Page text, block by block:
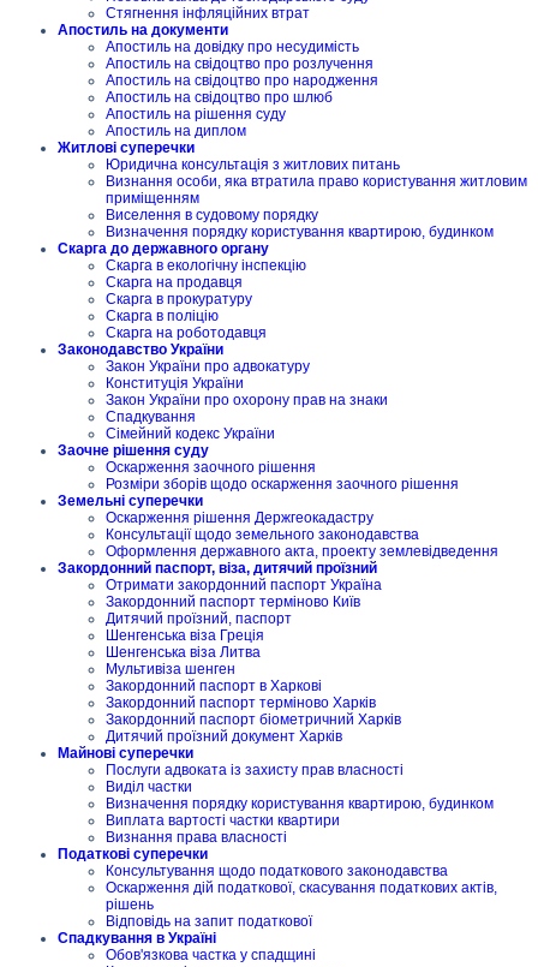
Стягнення інфляційних втрат
Апостиль на документи
Апостиль на довідку про несудимість
Апостиль на свідоцтво про розлучення
Апостиль на свідоцтво про народження
Апостиль на свідоцтво про шлюб
Апостиль на рішення суду
Апостиль на диплом
Житлові суперечки
Юридична консультація з житлових питань
Визнання особи, яка втратила право користування житловим
приміщенням
Виселення в судовому порядку
Визначення порядку користування квартирою, будинком
Скарга до державного органу
Скарга в екологічну інспекцію
Скарга на продавця
Скарга в прокуратуру
Скарга в поліцію
Скарга на роботодавця
Законодавство України
Закон України про адвокатуру
Конституція України
Закон України про охорону прав на знаки
Спадкування
Сімейний кодекс України
Заочне рішення суду
Оскарження заочного рішення
Розміри зборів щодо оскарження заочного рішення
Земельні суперечки
Оскарження рішення Держгеокадастру
Консультації щодо земельного законодавства
Оформлення державного акта, проекту землевідведення
Закордонний паспорт, віза, дитячий проїзний
Отримати закордонний паспорт Україна
Закордонний паспорт терміново Київ
Дитячий проїзний, паспорт
Шенгенська віза Греція
Шенгенська віза Литва
Мультивіза шенген
Закордонний паспорт в Харкові
Закордонний паспорт терміново Харків
Закордонний паспорт біометричний Харків
Дитячий проїзний документ Харків
Майнові суперечки
Послуги адвоката із захисту прав власності
Виділ частки
Визначення порядку користування квартирою, будинком
Виплата вартості частки квартири
Визнання права власності
Податкові суперечки
Консультування щодо податкового законодавства
Оскарження дій податкової, скасування податкових актів,
рішень
Відповідь на запит податкової
Спадкування в Україні
Обов'язкова частка у спадщині